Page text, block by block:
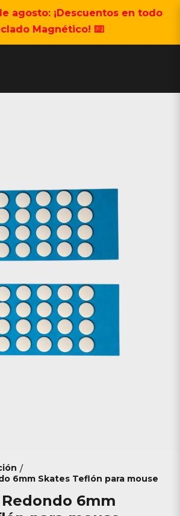
agosto: ¡Descuentos en todo
Magnético! ⌨️
/
6mm Skates Teflón para mouse
Redondo 6mm